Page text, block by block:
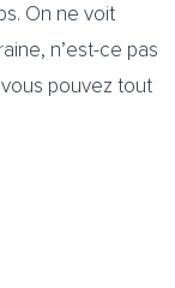
On ne voit
n’est-ce pas
pouvez tout